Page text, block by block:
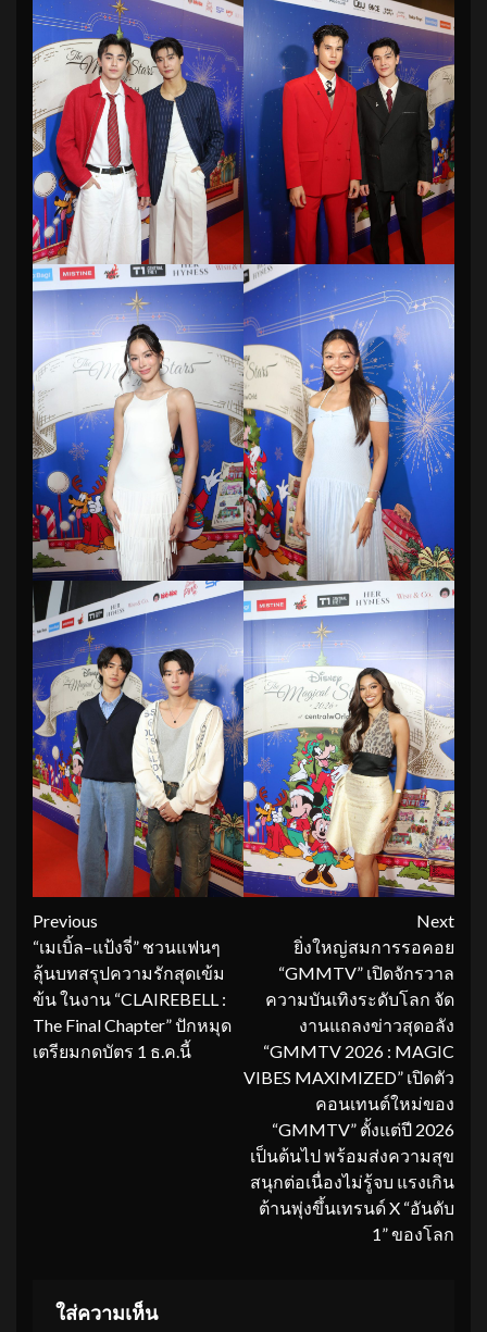
Continue
Reading
Previous
“เมเบิ้ล–แป้งจี่” ชวนแฟนๆ
ลุ้นบทสรุปความรักสุดเข้ม
ข้น ในงาน “CLAIREBELL :
The Final Chapter” ปักหมุด
เตรียมกดบัตร 1 ธ.ค.นี้
Next
ยิ่งใหญ่สมการรอคอย
“GMMTV” เปิดจักรวาล
ความบันเทิงระดับโลก จัด
งานแถลงข่าวสุดอลัง
“GMMTV 2026 : MAGIC
VIBES MAXIMIZED” เปิดตัว
คอนเทนต์ใหม่ของ
“GMMTV” ตั้งแต่ปี 2026
เป็นต้นไป พร้อมส่งความสุข
สนุกต่อเนื่องไม่รู้จบ แรงเกิน
ต้านพุ่งขึ้นเทรนด์ X “อันดับ
1” ของโลก
ใส่ความเห็น